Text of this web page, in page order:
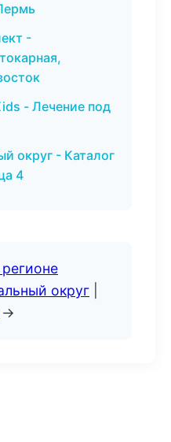
-
- Лечение под
округ - Каталог
4
округ
→